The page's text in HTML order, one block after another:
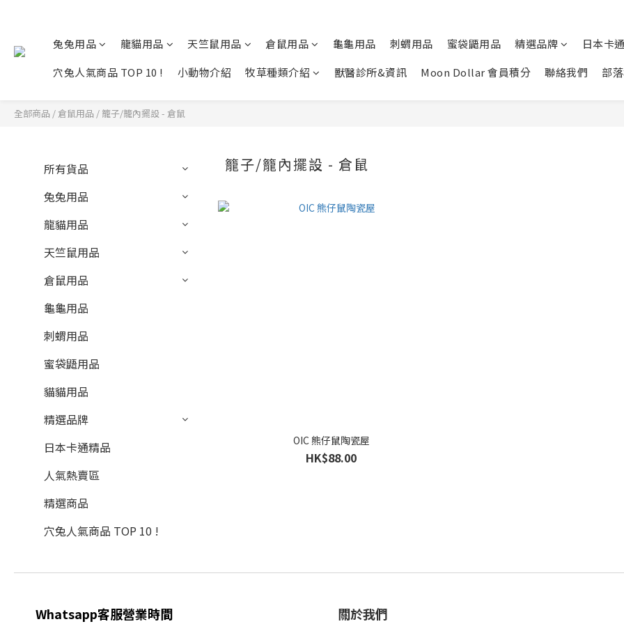
兔兔用品 龍貓用品 天竺鼠用品 倉鼠用品 龜龜用品 刺蝟用品 蜜袋鼯用品 精選品牌
日本卡
穴兔人氣商品 TOP 10 !
小動物介紹 牧草種類介紹 獸醫診所&資訊 Moon Dollar 會員積分 聯絡我們 部
全部商品 / 倉鼠用品 / 籠子/籠內擺設 - 倉鼠
所有貨品
兔兔用品
龍貓用品
天竺鼠用品
倉鼠用品
龜龜用品
刺蝟用品
蜜袋鼯用品
貓貓用品
精選品牌
日本卡通精品
人氣熱賣區
精選商品
穴兔人氣商品 TOP 10 !
籠子/籠內擺設 - 倉鼠
OIC 熊仔鼠陶瓷屋
HK$88.00
Whatsapp客服營業時間 關於我們